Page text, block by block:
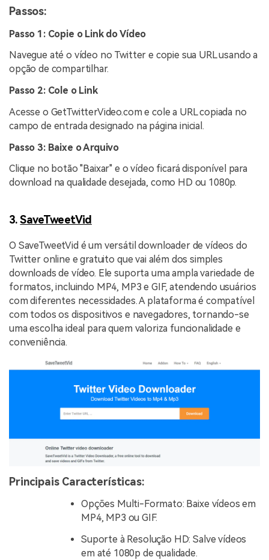
Passos:
Passo 1: Copie o Link do Vídeo
Navegue até o vídeo no Twitter e copie sua URL usando a
opção de compartilhar.
Passo 2: Cole o Link
Acesse o GetTwitterVideo.com e cole a URL copiada no
campo de entrada designado na página inicial.
Passo 3: Baixe o Arquivo
Clique no botão "Baixar" e o vídeo ficará disponível para
download na qualidade desejada, como HD ou 1080p.
3.SaveTweetVid
O SaveTweetVid é um versátil downloader de vídeos do
Twitter online e gratuito que vai além dos simples
downloads de vídeo. Ele suporta uma ampla variedade de
formatos, incluindo MP4, MP3 e GIF, atendendo usuários
com diferentes necessidades. A plataforma é compatível
com todos os dispositivos e navegadores, tornando-se
uma escolha ideal para quem valoriza funcionalidade e
conveniência.
Principais Características:
Opções Multi-Formato: Baixe vídeos em
MP4, MP3 ou GIF.
Suporte à Resolução HD: Salve vídeos
em até 1080p de qualidade.